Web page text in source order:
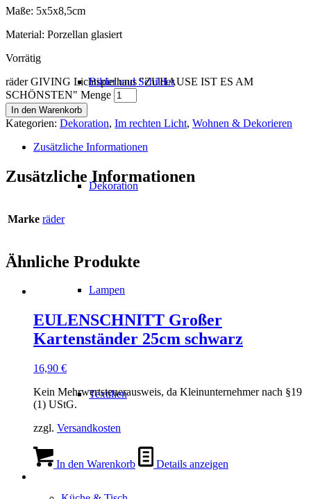
Bilder und Schilder
Dekoration
Lampen
Textilien
Maße: 5x5x8,5cm
Material: Porzellan glasiert
Vorrätig
räder GIVING Lichtspielhaus "ZUHAUSE IST ES AM
SCHÖNSTEN" Menge
In den Warenkorb
Kategorien: Dekoration, Im rechten Licht, Wohnen & Dekorieren
Zusätzliche Informationen
Zusätzliche Informationen
Marke räder
Ähnliche Produkte
EULENSCHNITT Großer
Kartenständer 25cm schwarz
16,90 €
Kein Mehrwertsteuerausweis, da Kleinunternehmer nach §19
(1) UStG.
zzgl. Versandkosten
In den Warenkorb Details anzeigen